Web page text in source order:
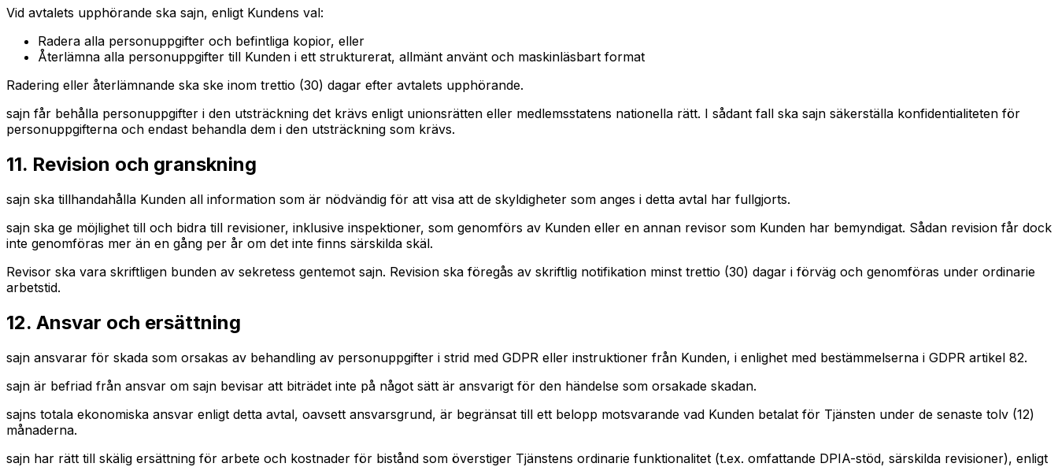
Vid avtalets upphörande ska sajn, enligt Kundens val:
Radera alla personuppgifter och befintliga kopior, eller
Återlämna alla personuppgifter till Kunden i ett strukturerat, allmänt använt och maskinläsbart format
Radering eller återlämnande ska ske inom trettio (30) dagar efter avtalets upphörande.
sajn får behålla personuppgifter i den utsträckning det krävs enligt unionsrätten eller medlemsstatens nationella rätt. I sådant fall ska sajn säkerställa konfidentialiteten för
personuppgifterna och endast behandla dem i den utsträckning som krävs.
11. Revision och granskning
sajn ska tillhandahålla Kunden all information som är nödvändig för att visa att de skyldigheter som anges i detta avtal har fullgjorts.
sajn ska ge möjlighet till och bidra till revisioner, inklusive inspektioner, som genomförs av Kunden eller en annan revisor som Kunden har bemyndigat. Sådan revision får dock
inte genomföras mer än en gång per år om det inte finns särskilda skäl.
Revisor ska vara skriftligen bunden av sekretess gentemot sajn. Revision ska föregås av skriftlig notifikation minst trettio (30) dagar i förväg och genomföras under ordinarie
arbetstid.
12. Ansvar och ersättning
sajn ansvarar för skada som orsakas av behandling av personuppgifter i strid med GDPR eller instruktioner från Kunden, i enlighet med bestämmelserna i GDPR artikel 82.
sajn är befriad från ansvar om sajn bevisar att biträdet inte på något sätt är ansvarigt för den händelse som orsakade skadan.
sajns totala ekonomiska ansvar enligt detta avtal, oavsett ansvarsgrund, är begränsat till ett belopp motsvarande vad Kunden betalat för Tjänsten under de senaste tolv (12)
månaderna.
sajn har rätt till skälig ersättning för arbete och kostnader för bistånd som överstiger Tjänstens ordinarie funktionalitet (t.ex. omfattande DPIA-stöd, särskilda revisioner), enligt